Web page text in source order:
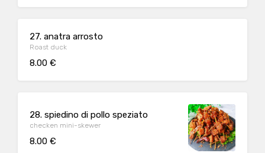
27. anatra arrosto
Roast duck
8.00 €
28. spiedino di pollo speziato
checken mini-skewer
8.00 €